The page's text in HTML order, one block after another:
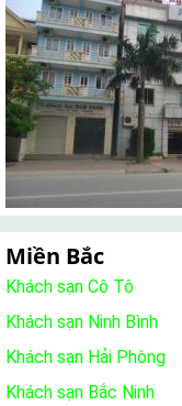
Miền Bắc
Khách sạn Cô Tô
Khách sạn Ninh Bình
Khách sạn Hải Phòng
Khách sạn Bắc Ninh